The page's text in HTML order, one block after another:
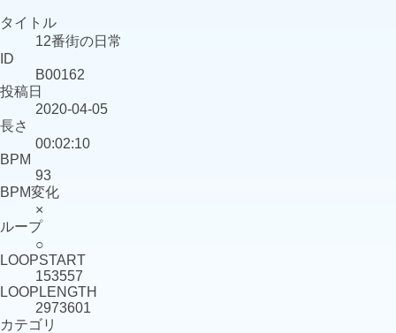
タイトル
12番街の日常
ID
B00162
投稿日
2020-04-05
長さ
00:02:10
BPM
93
BPM変化
×
ループ
○
LOOPSTART
153557
LOOPLENGTH
2973601
カテゴリ